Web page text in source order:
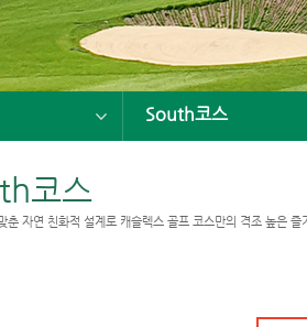
South코스
코스
춘 자연 친화적 설계로 캐슬렉스 골프 코스만의 격조 높은 즐